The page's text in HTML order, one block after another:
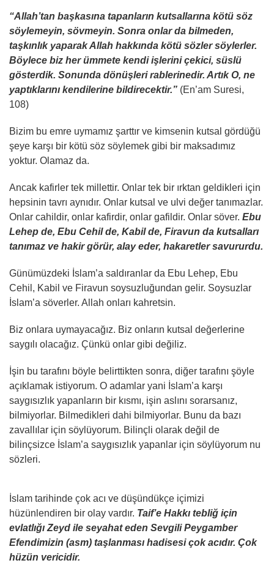
“Allah’tan başkasına tapanların kutsallarına kötü söz
söylemeyin, sövmeyin. Sonra onlar da bilmeden,
taşkınlık yaparak Allah hakkında kötü sözler söylerler.
Böylece biz her ümmete kendi işlerini çekici, süslü
gösterdik. Sonunda dönüşleri rablerinedir. Artık O, ne
yaptıklarını kendilerine bildirecektir.” (En’am Suresi,
108)
Bizim bu emre uymamız şarttır ve kimsenin kutsal gördüğü
şeye karşı bir kötü söz söylemek gibi bir maksadımız
yoktur. Olamaz da.
Ancak kafirler tek millettir. Onlar tek bir ırktan geldikleri için
hepsinin tavrı aynıdır. Onlar kutsal ve ulvi değer tanımazlar.
Onlar cahildir, onlar kafirdir, onlar gafildir. Onlar söver. Ebu
Lehep de, Ebu Cehil de, Kabil de, Firavun da kutsalları
tanımaz ve hakir görür, alay eder, hakaretler savururdu.
Günümüzdeki İslam’a saldıranlar da Ebu Lehep, Ebu
Cehil, Kabil ve Firavun soysuzluğundan gelir. Soysuzlar
İslam’a söverler. Allah onları kahretsin.
Biz onlara uymayacağız. Biz onların kutsal değerlerine
saygılı olacağız. Çünkü onlar gibi değiliz.
İşin bu tarafını böyle belirttikten sonra, diğer tarafını şöyle
açıklamak istiyorum. O adamlar yani İslam’a karşı
saygısızlık yapanların bir kısmı, işin aslını sorarsanız,
bilmiyorlar. Bilmedikleri dahi bilmiyorlar. Bunu da bazı
zavallılar için söylüyorum. Bilinçli olarak değil de
bilinçsizce İslam’a saygısızlık yapanlar için söylüyorum nu
sözleri.
İslam tarihinde çok acı ve düşündükçe içimizi
hüzünlendiren bir olay vardır. Taif’e Hakkı tebliğ için
evlatlığı Zeyd ile seyahat eden Sevgili Peygamber
Efendimizin (asm) taşlanması hadisesi çok acıdır. Çok
hüzün vericidir.